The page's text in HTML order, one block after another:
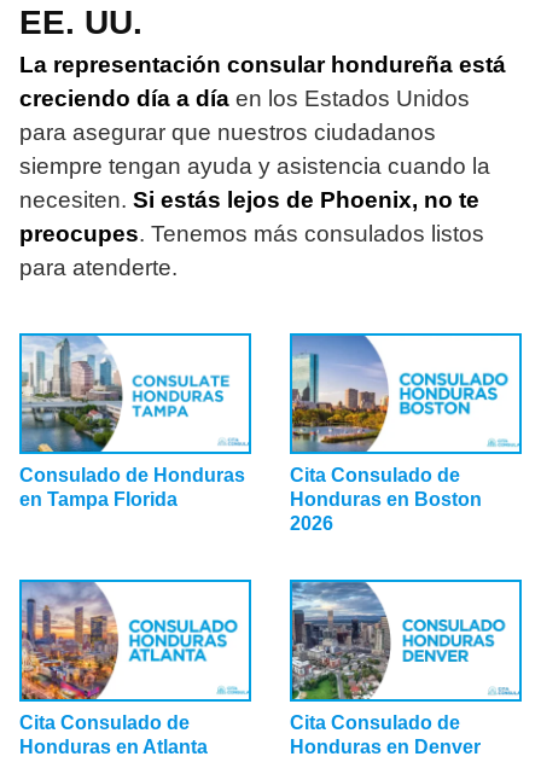
EE. UU.
La representación consular hondureña está
creciendo día a día en los Estados Unidos
para asegurar que nuestros ciudadanos
siempre tengan ayuda y asistencia cuando la
necesiten. Si estás lejos de Phoenix, no te
preocupes. Tenemos más consulados listos
para atenderte.
Consulado de Honduras
en Tampa Florida
Cita Consulado de
Honduras en Boston
2026
Cita Consulado de
Honduras en Atlanta
Cita Consulado de
Honduras en Denver